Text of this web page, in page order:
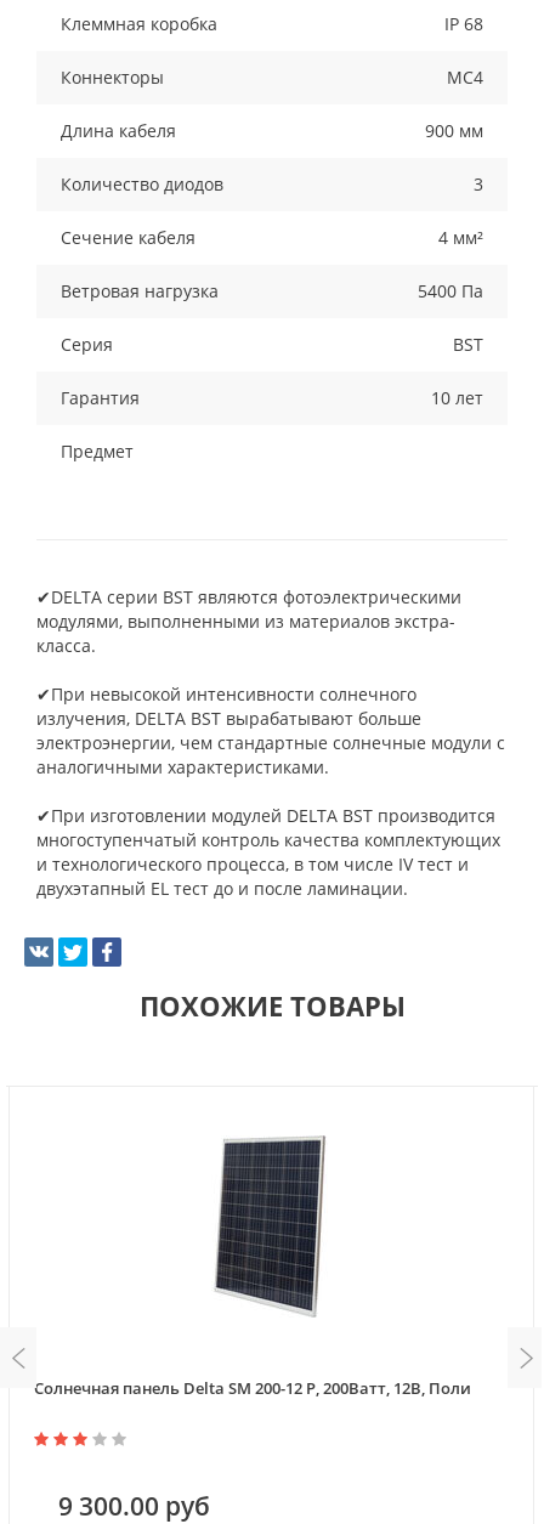
Клеммная коробка IP 68
Коннекторы MC4
Длина кабеля 900 мм
Количество диодов 3
Сечение кабеля 4 мм²
Ветровая нагрузка 5400 Па
Серия BST
Гарантия 10 лет
Предмет
✔DELTA серии BST являются фотоэлектрическими
модулями, выполненными из материалов экстра-
класса.
✔При невысокой интенсивности солнечного
излучения, DELTA BST вырабатывают больше
электроэнергии, чем стандартные солнечные модули с
аналогичными характеристиками.
✔При изготовлении модулей DELTA BST производится
многоступенчатый контроль качества комплектующих
и технологического процесса, в том числе IV тест и
двухэтапный EL тест до и после ламинации.
ПОХОЖИЕ ТОВАРЫ
Солнечная панель Delta SM 200-12 P, 200Ватт, 12В, Поли
9 300.00 руб